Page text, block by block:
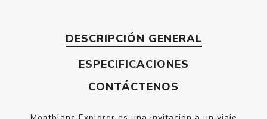
DESCRIPCIÓN GENERAL
ESPECIFICACIONES
CONTÁCTENOS